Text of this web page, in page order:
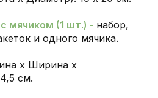
мячиком (1 шт.) - набор,
и одного мячика.
х Ширина х
см.